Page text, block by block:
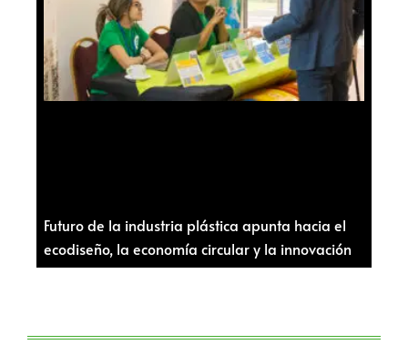
Futuro de la industria plástica apunta hacia el
ecodiseño, la economía circular y la innovación